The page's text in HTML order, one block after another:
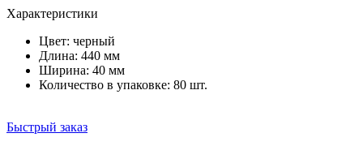
Характеристики
Цвет: черный
Длина: 440 мм
Ширина: 40 мм
Количество в упаковке: 80 шт.
Быстрый заказ